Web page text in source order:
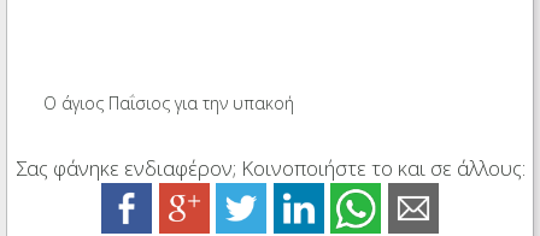
Ο άγιος Παΐσιος για την υπακοή
Σας φάνηκε ενδιαφέρον; Κοινοποιήστε το και σε άλλους: